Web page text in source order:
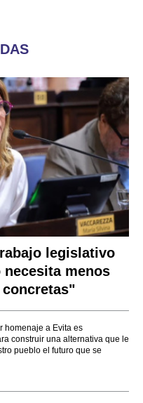
legislativo
menos
homenaje a Evita es
construir una alternativa que le
pueblo el futuro que se